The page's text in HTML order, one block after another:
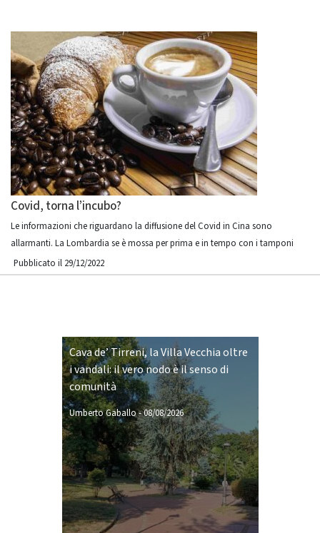
Covid, torna l’incubo?
Le informazioni che riguardano la diffusione del Covid in Cina sono
allarmanti. La Lombardia se è mossa per prima e in tempo con i tamponi
Pubblicato il 29/12/2022
Cava de’ Tirreni, la Villa Vecchia oltre
i vandali: il vero nodo è il senso di
comunità
Umberto Gaballo-08/08/2026